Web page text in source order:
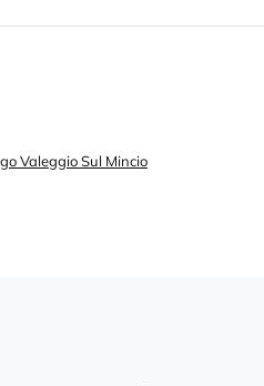
Valeggio Sul Mincio